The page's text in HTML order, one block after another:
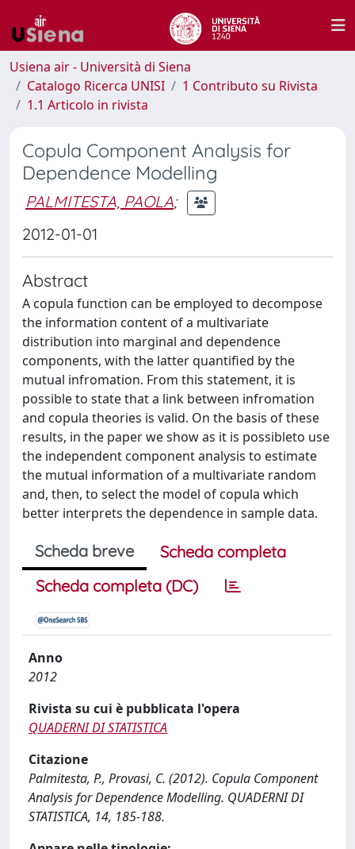
Usiena air - Università di Siena
Catalogo Ricerca UNISI
1 Contributo su Rivista
1.1 Articolo in rivista
Copula Component Analysis for
Dependence Modelling
PALMITESTA, PAOLA;
2012-01-01
Abstract
A copula function can be employed to decompose
the information content of a multivariate
distribution into marginal and dependence
components, with the latter quantified by the
mutual infromation. From this statement, it is
possible to state that a link between infromation
and copula theories is valid. On the basis of these
results, in the paper we show as it is possibleto use
the independent component analysis to estimate
the mutual information of a multivariate random
and, then, to select the model of copula which
better interprets the dependence in sample data.
Scheda breve
Scheda completa
Scheda completa (DC)
Anno
2012
Rivista su cui è pubblicata l'opera
QUADERNI DI STATISTICA
Citazione
Palmitesta, P., Provasi, C. (2012). Copula Component
Analysis for Dependence Modelling. QUADERNI DI
STATISTICA, 14, 185-188.